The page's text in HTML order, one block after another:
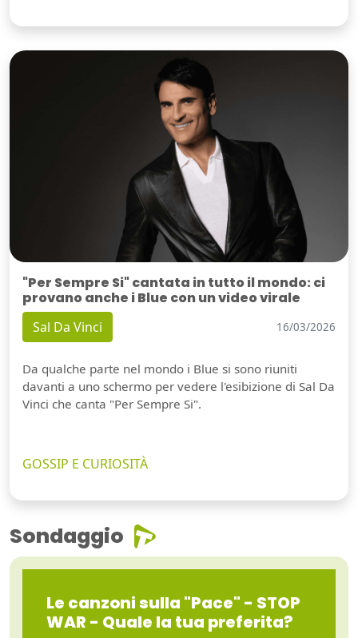
"Per Sempre Si" cantata in tutto il mondo: ci
provano anche i Blue con un video virale
Sal Da Vinci 16/03/2026
Da qualche parte nel mondo i Blue si sono riuniti
davanti a uno schermo per vedere l'esibizione di Sal Da
Vinci che canta "Per Sempre Si".
GOSSIP E CURIOSITÀ
Sondaggio
Le canzoni sulla "Pace" - STOP
WAR - Quale la tua preferita?